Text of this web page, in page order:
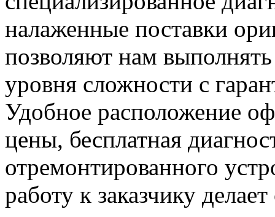
налаженные поставки
позволяют нам
уровня сложности с
Удобное расположение
цены, бесплатная
отремонтированного
работу к заказчику